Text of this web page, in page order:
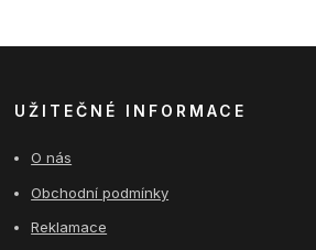
UŽITEČNÉ INFORMACE
O nás
Obchodní podmínky
Reklamace